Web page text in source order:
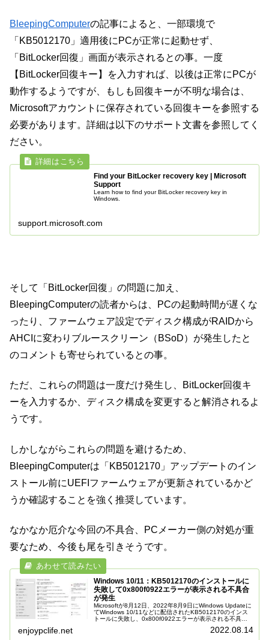
BleepingComputerの記事によると、一部環境で
「KB5012170」適用後にPCが正常に起動せず、
「BitLocker回復」画面が表示されるとの事。一度
【BitLocker回復キー】を入力すれば、以後は正常にPCが
動作するようですが、もしも回復キーが不明な場合は、
Microsoftアカウントに保存されている回復キーを参照する
必要があります。詳細は以下のサポート文書を参照してく
ださい。
Find your BitLocker recovery key | Microsoft
Support
Learn how to find your BitLocker recovery key in
Windows.
support.microsoft.com
そして「BitLocker回復」の問題に加え、
BleepingComputerの読者からは、PCの起動時間が遅くな
ったり、ファームウェア設定でディスク構成がRAIDから
AHCIに変わりブルースクリーン（BSoD）が発生したと
のコメントも寄せられているとの事。
ただ、これらの問題は一度だけ発生し、BitLocker回復キ
ーを入力するか、ディスク構成を変更すると解消されるよ
うです。
しかしながらこれらの問題を避けるため、
BleepingComputerは「KB5012170」アップデートのイン
ストール前にUEFIファームウェアが更新されているかど
うか確認することを強く推奨しています。
なかなか厄介な今回の不具合、PCメーカー側の対処が重
要なため、今後も尾を引きそうです。
Windows 10/11：KB5012170のインストールに
失敗して0x800f0922エラーが表示される不具合
が発生
Microsoftが8月12日、2022年8月9日にWindows Updateに
てWindows 10/11などに配信されたKB5012170のインス
トールに失敗し、0x800f0922エラーが表示される不具合
enjoypclife.net 2022.08.14